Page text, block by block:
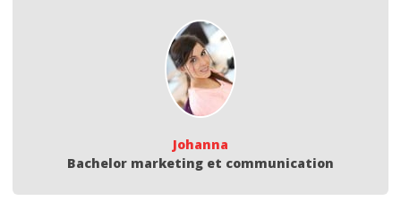
Johanna
Bachelor marketing et communication